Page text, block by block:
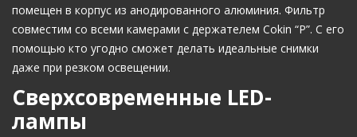
помещен в корпус из анодированного алюминия. Фильтр
совместим со всеми камерами с держателем Cokin “P”. С его
помощью кто угодно сможет делать идеальные снимки
даже при резком освещении.
Сверхсовременные LED-
лампы